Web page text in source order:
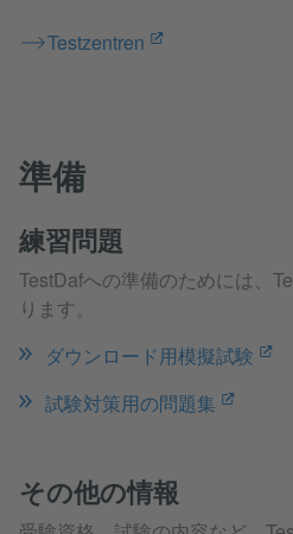
Testzentren
準備
練習問題
TestDafへの準備のためには、
ります。
ダウンロード用模擬試験
試験対策用の問題集
その他の情報